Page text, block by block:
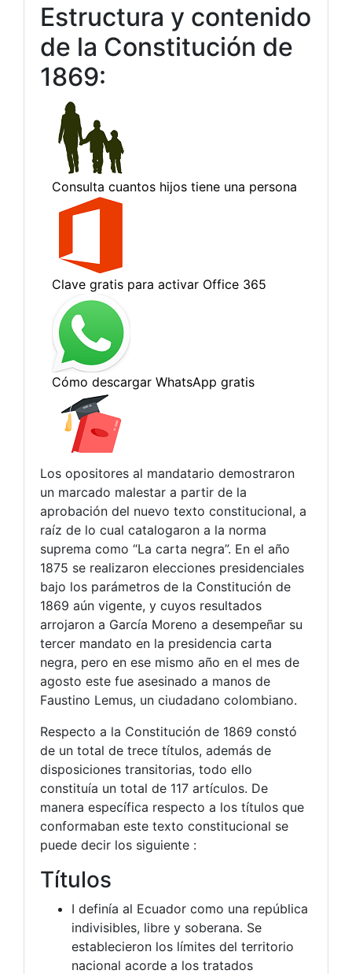
Estructura y contenido
de la Constitución de
1869:
Los opositores al mandatario demostraron
un marcado malestar a partir de la
aprobación del nuevo texto constitucional, a
raíz de lo cual catalogaron a la norma
suprema como “La carta negra”. En el año
1875 se realizaron elecciones presidenciales
bajo los parámetros de la Constitución de
1869 aún vigente, y cuyos resultados
arrojaron a García Moreno a desempeñar su
tercer mandato en la presidencia carta
negra, pero en ese mismo año en el mes de
agosto este fue asesinado a manos de
Faustino Lemus, un ciudadano colombiano.
Respecto a la Constitución de 1869 constó
de un total de trece títulos, además de
disposiciones transitorias, todo ello
constituía un total de 117 artículos. De
manera específica respecto a los títulos que
conformaban este texto constitucional se
puede decir los siguiente :
Títulos
I definía al Ecuador como una república
indivisibles, libre y soberana. Se
establecieron los límites del territorio
nacional acorde a los tratados